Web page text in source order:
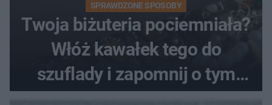
SPRAWDZONE SPOSOBY
Twoja biżuteria pociemniała?
Włóż kawałek tego do
szuflady i zapomnij o tym